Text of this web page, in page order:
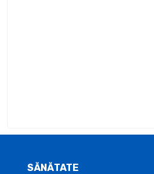
SĂNĂTATE